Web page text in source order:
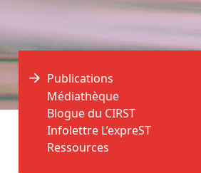
Accueil > Publications >
Publications
Médiathèque
Blogue du CIRST
Infolettre L’expreST
Ressources